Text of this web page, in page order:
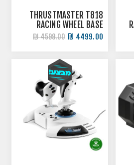
THRUSTMASTER T818
RACING WHEEL BASE
בסיס מנוע
4499.00 ₪
4599.00 ₪